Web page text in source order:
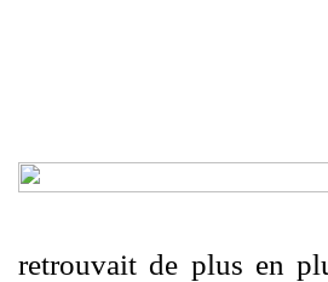
retrouvait de plus en